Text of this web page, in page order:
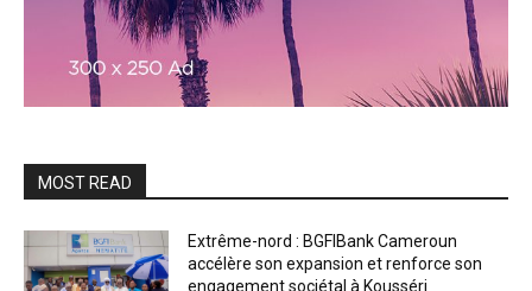
MOST READ
Extrême-nord : BGFIBank Cameroun
accélère son expansion et renforce son
engagement sociétal à Kousséri